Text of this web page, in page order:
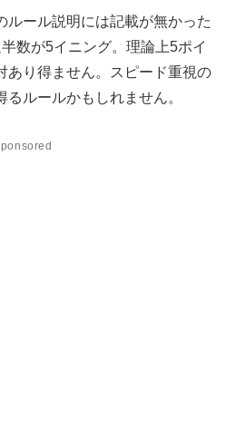
ルール説明には記載が無かった
数が5イニング。理論上5ポイ
あり得ません。スピード重視の
ルールかもしれません。